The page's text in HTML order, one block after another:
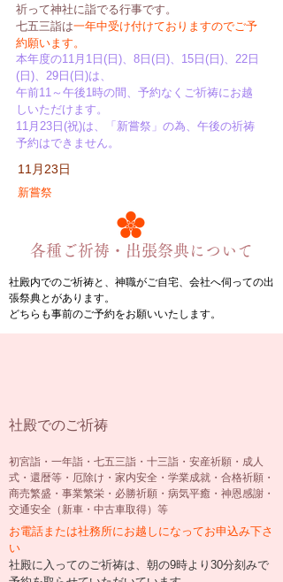
祈って神社に詣でる行事です。
七五三詣は一年中受け付けておりますのでご予
約願います。
本年度の11月1日(日)、8日(日)、15日(日)、22日
(日)、29日(日)は、
午前11～午後1時の間、予約なくご祈祷にお越
しいただけます。
11月23日(祝)は、「新嘗祭」の為、午後の祈祷
予約はできません。
​11月23日
新嘗祭
​各種ご祈祷・出張祭典について​
社殿内でのご祈祷と、神職がご自宅、会社へ伺っての出
張祭典とがあります。
どちらも事前のご予約をお願いいたします。
社殿でのご祈祷
初宮詣・一年詣・七五三詣・十三詣・安産祈願・成人
式・還暦等・厄除け・家内安全・学業成就・合格祈願・
商売繁盛・事業繁栄・必勝祈願・病気平癒・神恩感謝・
交通安全（新車・中古車取得）等
お電話または社務所にお越しになってお申込み下さ
い
社殿に入ってのご祈祷は、朝の9時より30分刻みで